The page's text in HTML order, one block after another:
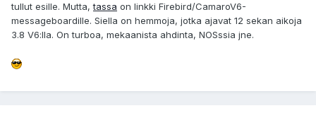
tullut esille. Mutta,tassa on linkki Firebird/CamaroV6-
messageboardille. Siella on hemmoja, jotka ajavat 12 sekan aikoja
3.8 V6:lla. On turboa, mekaanista ahdinta, NOSssia jne.